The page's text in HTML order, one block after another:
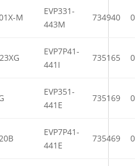
M
EVP331-
443M
734940
EVP7P41-
441I
735165
EVP351-
441E
735169
EVP7P41-
441E
735469